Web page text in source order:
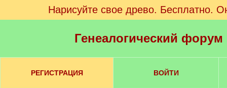
Нарисуйте свое древо. Бесплатно.
Генеалогический
РЕГИСТРАЦИЯ ВОЙТИ